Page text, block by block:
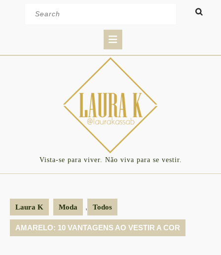
Button
Vista-se para viver. Não viva para se vestir.
Laura K Moda , Todos
AMARELO: 10 VANTAGENS AO VESTIR A COR